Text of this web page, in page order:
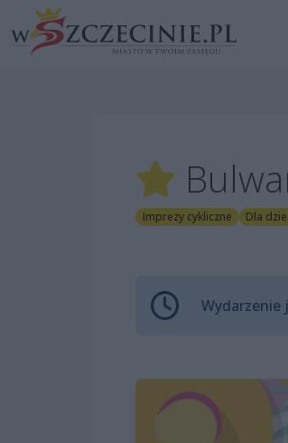
Imprezy cykliczne Dla
Wydarzenie